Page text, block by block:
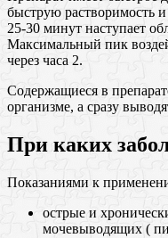
быструю растворимость
25-30 минут наступает
Максимальный пик
через часа 2.
Содержащиеся в
организме, а сразу
При каких
Показаниями к
острые и
мочевыводящих (